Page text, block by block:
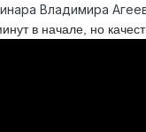
Владимира
в начале, но